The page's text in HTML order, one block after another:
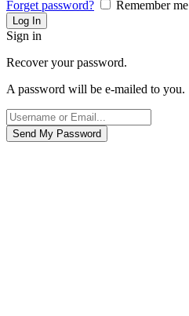
Forget password? Remember me
Sign in
Recover your password.
A password will be e-mailed to you.